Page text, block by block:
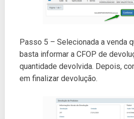
Passo 5 – Selecionada a venda
basta informar a CFOP de
quantidade devolvida. Depois,
em finalizar devolução.